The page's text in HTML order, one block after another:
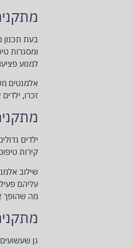
בעת תכנון
ומסגרות
למנוע
אלמנטים
זכרו,
ילדים
קירות
שילוב
עליהם
מה שהופך
גן